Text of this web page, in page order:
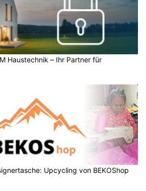
Haustechnik – Ihr Partner für
Upcycling von BEKOShop